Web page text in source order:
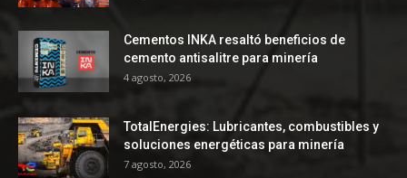
Cementos INKA resaltó beneficios de
cemento antisalitre para minería
4 agosto, 2026
TotalEnergies: Lubricantes, combustibles y
soluciones energéticas para minería
7 agosto, 2026